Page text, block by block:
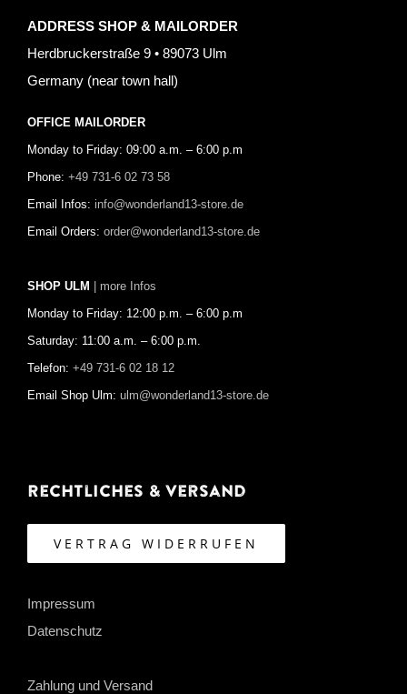
ADDRESS SHOP & MAILORDER
Herdbruckerstraße 9 • 89073 Ulm
Germany (near town hall)
OFFICE MAILORDER
Monday to Friday: 09:00 a.m. – 6:00 p.m
Phone: +49 731-6 02 73 58
Email Infos: info@wonderland13-store.de
Email Orders: order@wonderland13-store.de
SHOP ULM | more Infos
Monday to Friday: 12:00 p.m. – 6:00 p.m
Saturday: 11:00 a.m. – 6:00 p.m.
Telefon: +49 731-6 02 18 12
Email Shop Ulm: ulm@wonderland13-store.de
Rechtliches & Versand
VERTRAG WIDERRUFEN
Impressum
Datenschutz
Zahlung und Versand